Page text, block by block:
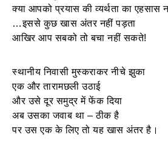
क्या आपको प्रयास की व्यर्थता का एहसास
…इससे कुछ खास अंतर नहीं पड़ता
आखिर आप सबको तो बचा नहीं सकते!
स्थानीय निवासी मुस्कराकर नीचे झुका
एक और तारामछली उठाई
और उसे दूर समुद्र में फेंक दिया
अब उसका जवाब था – ठीक है
पर उस एक के लिए तो यह खास अंतर है।